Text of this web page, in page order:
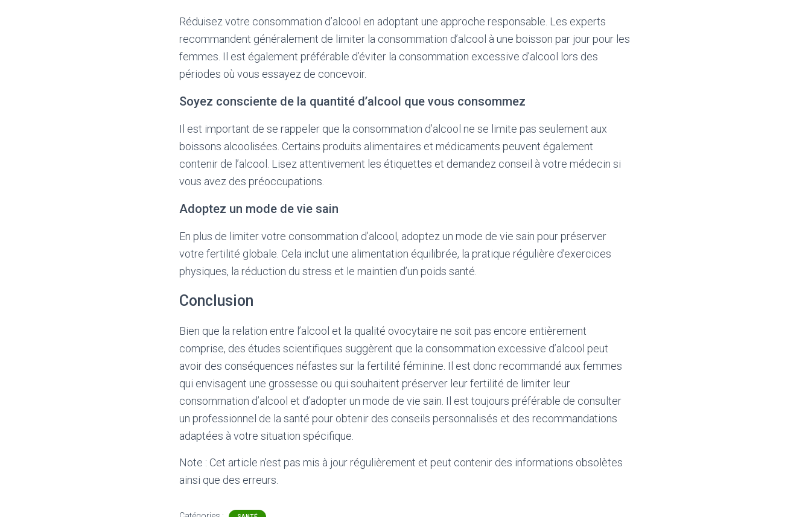
Réduisez votre consommation d’alcool en adoptant une approche responsable. Les experts
recommandent généralement de limiter la consommation d’alcool à une boisson par jour pour les
femmes. Il est également préférable d’éviter la consommation excessive d’alcool lors des
périodes où vous essayez de concevoir.
Soyez consciente de la quantité d’alcool que vous consommez
Il est important de se rappeler que la consommation d’alcool ne se limite pas seulement aux
boissons alcoolisées. Certains produits alimentaires et médicaments peuvent également
contenir de l’alcool. Lisez attentivement les étiquettes et demandez conseil à votre médecin si
vous avez des préoccupations.
Adoptez un mode de vie sain
En plus de limiter votre consommation d’alcool, adoptez un mode de vie sain pour préserver
votre fertilité globale. Cela inclut une alimentation équilibrée, la pratique régulière d’exercices
physiques, la réduction du stress et le maintien d’un poids santé.
Conclusion
Bien que la relation entre l’alcool et la qualité ovocytaire ne soit pas encore entièrement
comprise, des études scientifiques suggèrent que la consommation excessive d’alcool peut
avoir des conséquences néfastes sur la fertilité féminine. Il est donc recommandé aux femmes
qui envisagent une grossesse ou qui souhaitent préserver leur fertilité de limiter leur
consommation d’alcool et d’adopter un mode de vie sain. Il est toujours préférable de consulter
un professionnel de la santé pour obtenir des conseils personnalisés et des recommandations
adaptées à votre situation spécifique.
Note : Cet article n'est pas mis à jour régulièrement et peut contenir des informations obsolètes
ainsi que des erreurs.